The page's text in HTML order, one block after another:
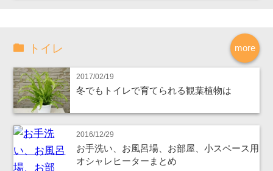
more
トイレ
2017/02/19
冬でもトイレで育てられる観葉植物は
2016/12/29
お手洗い、お風呂場、お部屋、小スペース用
オシャレヒーターまとめ